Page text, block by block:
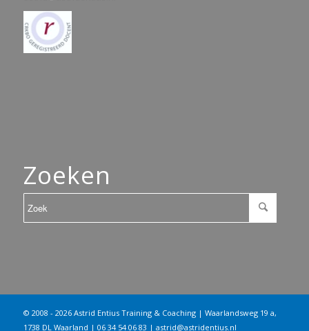
Zoeken
© 2008 - 2026 Astrid Entius Training & Coaching | Waarlandsweg 19 a,
1738 DL Waarland | 06 34 54 06 83 | astrid@astridentius.nl